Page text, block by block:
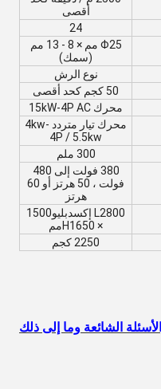
أقصى
24
Φ25 مم × 8 - 13 مم
(سمك)
نوع الرش
50 كجم كحد أقصى
محرك 15kW-4P AC
محرك تيار متردد 4kw-
4P / 5.5kw
300 ملم
380 فولت إلى 480
فولت ، 50 هرتز أو 60
هرتز
L2800 إكس دبليو1500
× H1650
مم
2250 كجم
الشائعة وما إلى ذلك